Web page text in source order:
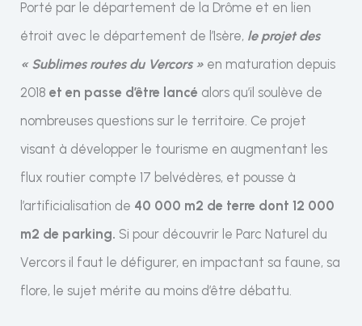
Porté par le département de la Drôme et en lien
étroit avec le département de l’Isère, le projet des
« Sublimes routes du Vercors » en maturation depuis
2018et en passe d’être lancé alors qu’il soulève de
nombreuses questions sur le territoire. Ce projet
visant à développer le tourisme en augmentant les
flux routier compte 17 belvédères, et pousse à
l’artificialisation de 40 000 m2 de terre dont 12 000
m2 de parking. Si pour découvrir le Parc Naturel du
Vercors il faut le défigurer, en impactant sa faune, sa
flore, le sujet mérite au moins d’être débattu.